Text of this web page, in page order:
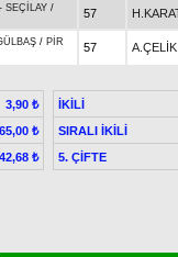
- SEÇİLAY /
57
/ PİR
57 A.ÇELİK
3,90 ₺
₺
₺
İKİLİ
SIRALI İKİLİ
5. ÇİFTE